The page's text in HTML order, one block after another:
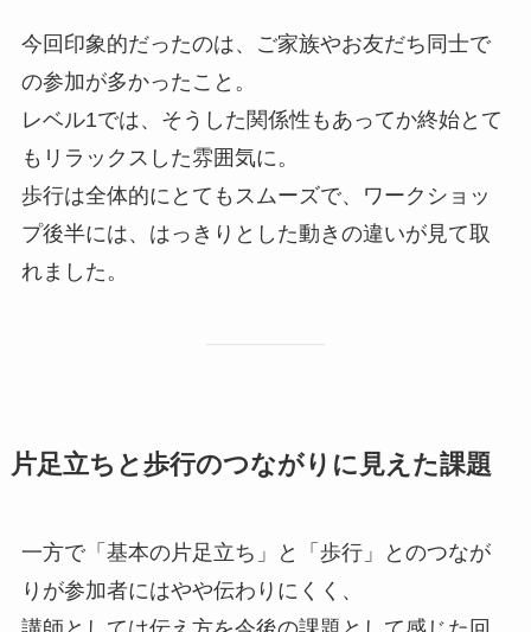
今回印象的だったのは、ご家族やお友だち同士で
の参加が多かったこと。
レベル1では、そうした関係性もあってか終始とて
もリラックスした雰囲気に。
歩行は全体的にとてもスムーズで、ワークショッ
プ後半には、はっきりとした動きの違いが見て取
れました。
片足立ちと歩行のつながりに見えた課題
一方で「基本の片足立ち」と「歩行」とのつなが
りが参加者にはやや伝わりにくく、